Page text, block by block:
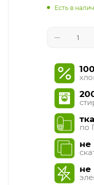
Есть в
по
не
не